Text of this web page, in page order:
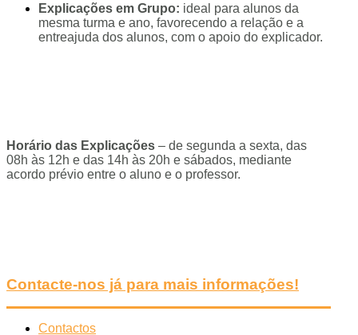
Explicações em Grupo: ideal para alunos da
mesma turma e ano, favorecendo a relação e a
entreajuda dos alunos, com o apoio do explicador.
Horário das Explicações – de segunda a sexta, das
08h às 12h e das 14h às 20h e sábados, mediante
acordo prévio entre o aluno e o professor.
Contacte-nos já para mais informações!
Contactos